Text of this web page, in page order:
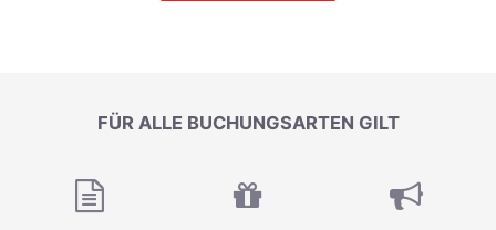
FÜR ALLE BUCHUNGSARTEN GILT